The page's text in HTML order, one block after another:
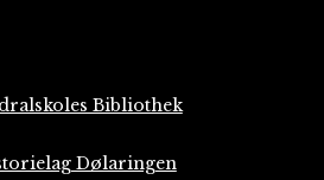
Bibliothek
Dølaringen